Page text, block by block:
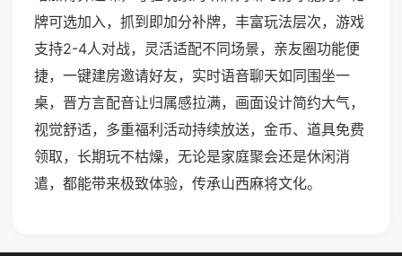
牌可选加入，抓到即加分补牌，丰富玩法层次，游戏
支持2-4人对战，灵活适配不同场景，亲友圈功能便
捷，一键建房邀请好友，实时语音聊天如同围坐一
桌，晋方言配音让归属感拉满，画面设计简约大气，
视觉舒适，多重福利活动持续放送，金币、道具免费
领取，长期玩不枯燥，无论是家庭聚会还是休闲消
遣，都能带来极致体验，传承山西麻将文化。